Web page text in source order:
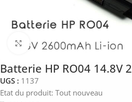
Click to enlarge
Batterie HP RO04 14.8V
UGS : 1137
Etat du produit: Tout nouveau